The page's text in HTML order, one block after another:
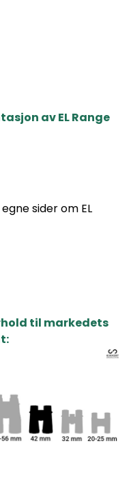
av EL Range
sider om EL
til markedets